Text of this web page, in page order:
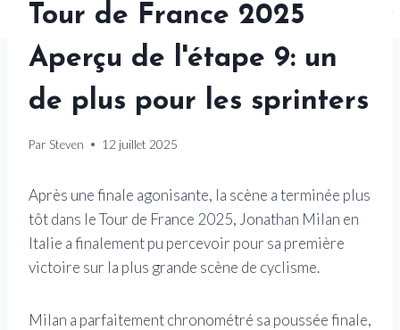
Tour de France 2025
Aperçu de l'étape 9: un
de plus pour les sprinters
Par Steven 12 juillet 2025
Après une finale agonisante, la scène a terminée plus
tôt dans le Tour de France 2025, Jonathan Milan en
Italie a finalement pu percevoir pour sa première
victoire sur la plus grande scène de cyclisme.
Milan a parfaitement chronométré sa poussée finale,